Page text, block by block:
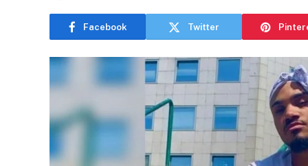
Facebook Twitter